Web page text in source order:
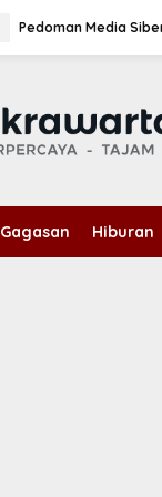
Pedoman Media
Gagasan Hiburan